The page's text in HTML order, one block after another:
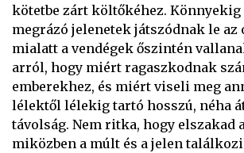
kötetbe zárt költőkéhez. Könnyekig
megrázó jelenetek játszódnak le az
mialatt a vendégek őszintén
arról, hogy miért ragaszkodnak
emberekhez, és miért viseli meg
lélektől lélekig tartó hosszú, néha
távolság. Nem ritka, hogy elszakad
miközben a múlt és a jelen